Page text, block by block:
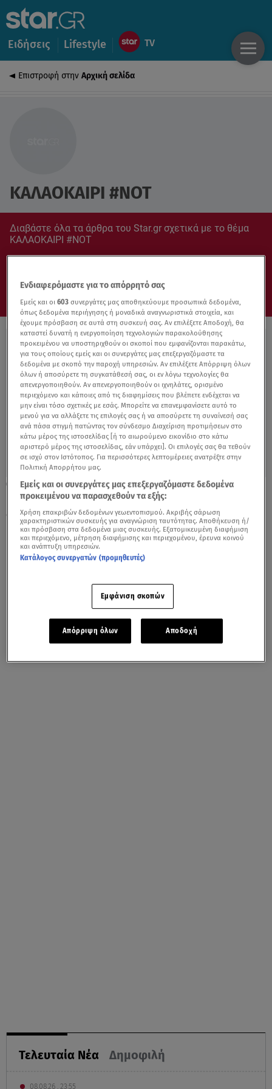
Ειδήσεις Lifestyle
Επιστροφή στην Αρχική σελίδα
ΚΑΛΑΟΚΑΙΡΙ #NOT
Διαβάστε όλα τα άρθρα του Star.gr σχετικά με το θέμα
ΚΑΛΑΟΚΑΙΡΙ #NOT
17.08.21, 14:12
Ελένη Τσολάκη: Τα on air σχόλια για το
διαζύγιο Καραβάτου - Κατσούλη
Τελευταία Νέα Δημοφιλή
08.08.26 , 23:55
Ενδιαφερόμαστε για το απόρρητό σας
Εμείς και οι603 συνεργάτες μας αποθηκεύουμε προσωπικά δεδομένα,
όπως δεδομένα περιήγησης ή μοναδικά αναγνωριστικά στοιχεία, και
έχουμε πρόσβαση σε αυτά στη συσκευή σας. Αν επιλέξετε Αποδοχή, θα
καταστεί δυνατή η ενεργοποίηση τεχνολογιών παρακολούθησης
προκειμένου να υποστηριχθούν οι σκοποί που εμφανίζονται παρακάτω,
για τους οποίους εμείς και οι συνεργάτες μας επεξεργαζόμαστε τα
δεδομένα με σκοπό την παροχή υπηρεσιών. Αν επιλέξετε Απόρριψη όλων
όλων ή αποσύρετε τη συγκατάθεσή σας, οι εν λόγω τεχνολογίες θα
απενεργοποιηθούν. Αν απενεργοποιηθούν οι ιχνηλάτες, ορισμένο
περιεχόμενο και κάποιες από τις διαφημίσεις που βλέπετε ενδέχεται να
μην είναι τόσο σχετικές με εσάς. Μπορείτε να επανεμφανίσετε αυτό το
μενού για να αλλάξετε τις επιλογές σας ή να αποσύρετε τη συναίνεσή σας
ανά πάσα στιγμή πατώντας τον σύνδεσμο Διαχείριση προτιμήσεων στο
κάτω μέρος της ιστοσελίδας [ή το αιωρούμενο εικονίδιο στο κάτω
αριστερό μέρος της ιστοσελίδας, εάν υπάρχει]. Οι επιλογές σας θα τεθούν
σε ισχύ στον Ιστότοπος. Για περισσότερες λεπτομέρειες ανατρέξτε στην
Πολιτική Απορρήτου μας.
Εμείς και οι συνεργάτες μας επεξεργαζόμαστε δεδομένα
προκειμένου να παρασχεθούν τα εξής:
Χρήση επακριβών δεδομένων γεωεντοπισμού. Ακριβής σάρωση
χαρακτηριστικών συσκευής για αναγνώριση ταυτότητας. Αποθήκευση ή/
και πρόσβαση στα δεδομένα μιας συσκευής. Εξατομικευμένη διαφήμιση
και περιεχόμενο, μέτρηση διαφήμισης και περιεχομένου, έρευνα κοινού
και ανάπτυξη υπηρεσιών.
Κατάλογος συνεργατών (προμηθευτές)
Εμφάνιση σκοπών
Απόρριψη όλων Αποδοχή